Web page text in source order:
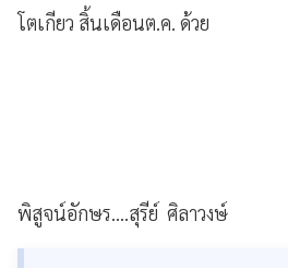
โตเกียว สิ้นเดือนต.ค. ด้วย
พิสูจน์อักษร....สุรีย์ ศิลาวงษ์